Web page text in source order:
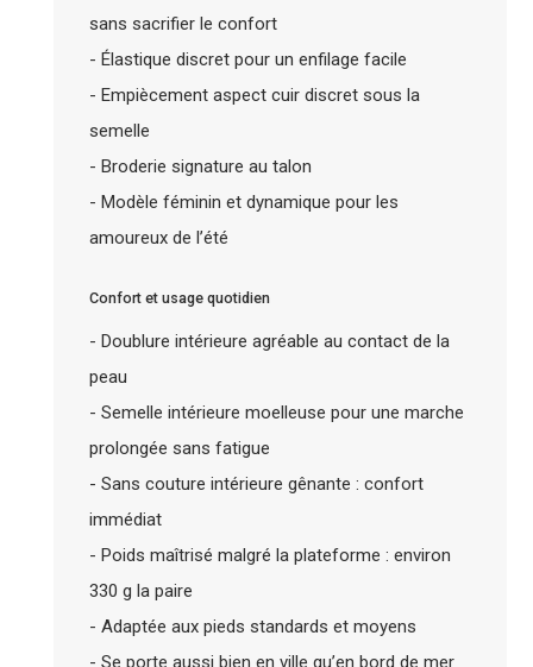
sans sacrifier le confort
- Élastique discret pour un enfilage facile
- Empiècement aspect cuir discret sous la
semelle
- Broderie signature au talon
- Modèle féminin et dynamique pour les
amoureux de l’été
Confort et usage quotidien
- Doublure intérieure agréable au contact de la
peau
- Semelle intérieure moelleuse pour une marche
prolongée sans fatigue
- Sans couture intérieure gênante : confort
immédiat
- Poids maîtrisé malgré la plateforme : environ
330 g la paire
- Adaptée aux pieds standards et moyens
- Se porte aussi bien en ville qu’en bord de mer